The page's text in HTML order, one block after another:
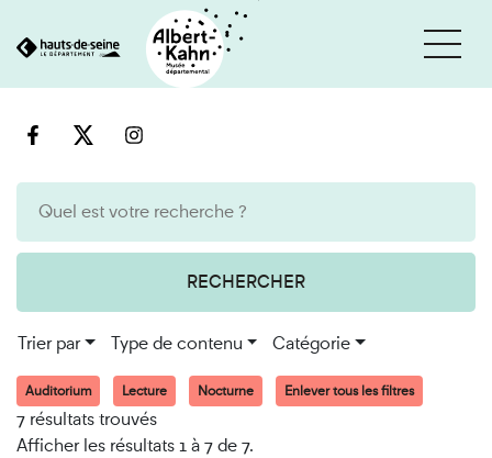
au
RECHERCHER
Trier par Type de contenu Catégorie
Auditorium Lecture Nocturne Enlever tous les filtres
7 résultats trouvés
Afficher les résultats 1 à 7 de 7.
Cookies et traceurs utilisés sur ce site